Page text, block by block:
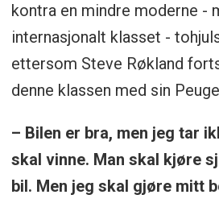
kontra en mindre moderne -
internasjonalt klasset -
ettersom Steve Røkland
denne klassen med sin
– Bilen er bra, men jeg tar
skal vinne. Man skal kjøre
bil. Men jeg skal gjøre mitt